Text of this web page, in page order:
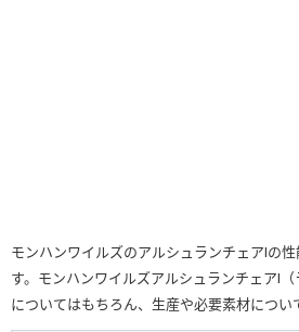
モンハンワイルズのアルシュランチェアⅠの
す。モンハンワイルズアルシュランチェアⅠ
についてはもちろん、生産や必要素材につい